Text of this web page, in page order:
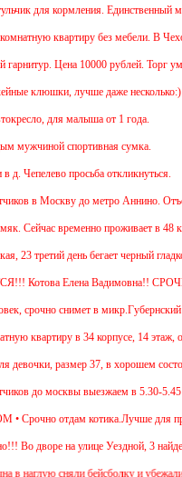
для кормления. Единственный
квартиру без мебели. В
Цена 10000 рублей. Торг
клюшки, лучше даже несколько:)
для малыша от 1 года.
мужчиной спортивная сумка.
Чепелево просьба откликнуться.
в Москву до метро Аннино.
Сейчас временно проживает в 48
23 третий день бегает черный
Котова Елена Вадимовна!!
срочно снимет в микр.Губернский
квартиру в 34 корпусе, 14 этаж,
размер 37, в хорошем
до москвы выезжаем в 5.30-5.45 и
Срочно отдам котика.Лучше для
Во дворе на улице Уездной, 3
сняли бейсболку и убежали 2